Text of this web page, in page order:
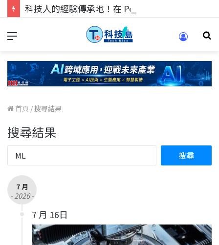
首頁 /搜尋結果
搜尋結果
7 月
- 2026 -
7 月 16日